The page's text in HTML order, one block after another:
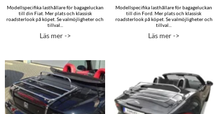
Modellspecifika lasthållare för bagageluckan
till din Fiat. Mer plats och klassisk
roadsterlook på köpet. Se valmöjligheter och
tillval...
Läs mer ->
Modellspecifika lasthållare för bagageluckan
till din Ford. Mer plats och klassisk
roadsterlook på köpet. Se valmöjligheter och
tillval...
Läs mer ->